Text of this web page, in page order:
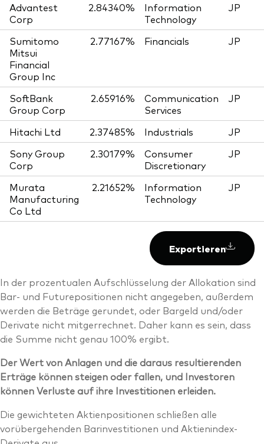
Advantest
Corp
2.84340%
Information
Technology
JP
Sumitomo
Mitsui
Financial
Group Inc
2.77167% Financials JP
SoftBank
Group Corp
2.65916%
Communication
Services
JP
Hitachi Ltd 2.37485% Industrials
JP
Sony Group
Corp
2.30179%
Consumer
Discretionary
JP
Murata
Manufacturing
Co Ltd
2.21652%
Information
Technology
JP
Exportieren
In der prozentualen Aufschlüsselung der Allokation sind
Bar- und Futurepositionen nicht angegeben, außerdem
werden die Beträge gerundet, oder Bargeld und/oder
Derivate nicht mitgerrechnet. Daher kann es sein, dass
die Summe nicht genau 100% ergibt.
Der Wert von Anlagen und die daraus resultierenden
Erträge können steigen oder fallen, und Investoren
können Verluste auf ihre Investitionen erleiden.
Die gewichteten Aktienpositionen schließen alle
vorübergehenden Barinvestitionen und Aktienindex-